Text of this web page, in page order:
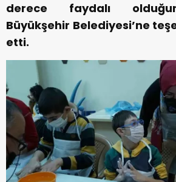
derece faydalı
Büyükşehir Belediyesi’ne
etti.